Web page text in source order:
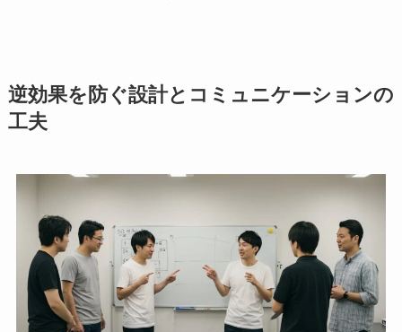
逆効果を防ぐ設計とコミュニケーションの
工夫